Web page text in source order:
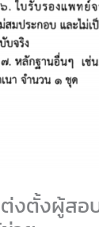
งตั้งผู้สอ